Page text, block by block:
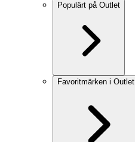
Populärt på Outlet
Favoritmärken i Outlet